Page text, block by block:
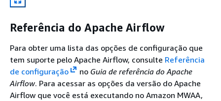
Referência do Apache Airflow
Para obter uma lista das opções de configuração que
tem suporte pelo Apache Airflow, consulte Referência
de configuração
no Guia de referência do Apache
Airflow. Para acessar as opções da versão do Apache
Airflow que você está executando no Amazon MWAA,